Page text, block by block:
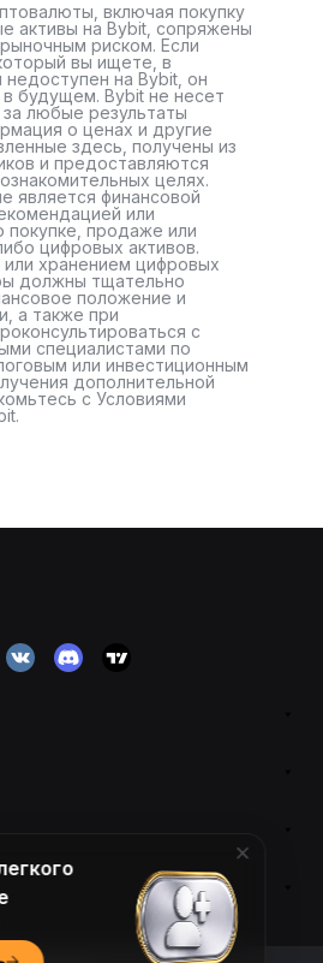
включая покупку
активы на Bybit, сопряжены
риском. Если
вы ищете, в
на Bybit, он
будущем. Bybit не несет
любые результаты
о ценах и другие
здесь, получены из
и предоставляются
целях.
является финансовой
или
продаже или
цифровых активов.
хранением цифровых
должны тщательно
положение и
а также при
с
специалистами по
или инвестиционным
дополнительной
с Условиями